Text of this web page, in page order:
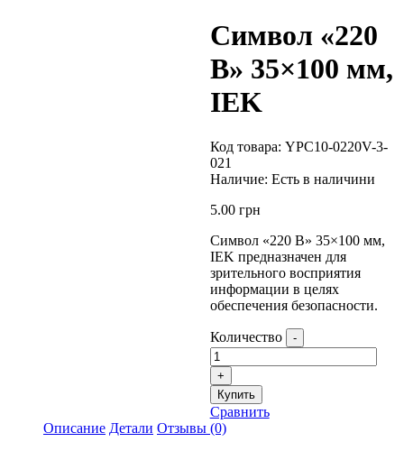
Символ «220
В» 35×100 мм,
IEK
Код товара: YPC10-0220V-3-
021
Наличие: Есть в наличини
5.00грн
Символ «220 В» 35×100 мм,
IEK предназначен для
зрительного восприятия
информации в целях
обеспечения безопасности.
Количество -
+
Купить
Сравнить
Описание Детали Отзывы (0)